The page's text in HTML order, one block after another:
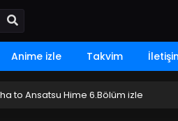
Anime izle Takvim
to Ansatsu Hime 6.Bölüm izle